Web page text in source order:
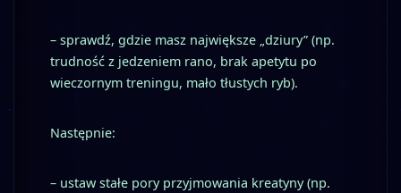
– sprawdź, gdzie masz największe „dziury” (np.
trudność z jedzeniem rano, brak apetytu po
wieczornym treningu, mało tłustych ryb).
Następnie:
– ustaw stałe pory przyjmowania kreatyny (np.